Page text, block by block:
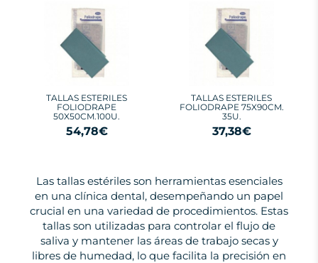
TALLAS ESTERILES
FOLIODRAPE
50X50CM.100U.
54,78€
TALLAS ESTERILES
FOLIODRAPE 75X90CM.
35U.
37,38€
Las tallas estériles son herramientas esenciales
en una clínica dental, desempeñando un papel
crucial en una variedad de procedimientos. Estas
tallas son utilizadas para controlar el flujo de
saliva y mantener las áreas de trabajo secas y
libres de humedad, lo que facilita la precisión en